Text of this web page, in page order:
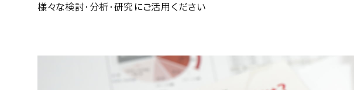
様々な検討・分析・研究にご活用ください